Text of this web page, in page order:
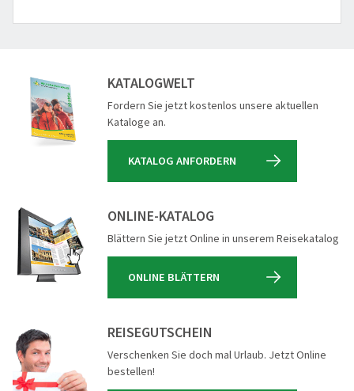
KATALOGWELT
Fordern Sie jetzt kostenlos unsere aktuellen
Kataloge an.
KATALOG ANFORDERN
ONLINE-KATALOG
Blättern Sie jetzt Online in unserem Reisekatalog
ONLINE BLÄTTERN
REISEGUTSCHEIN
Verschenken Sie doch mal Urlaub. Jetzt Online
bestellen!